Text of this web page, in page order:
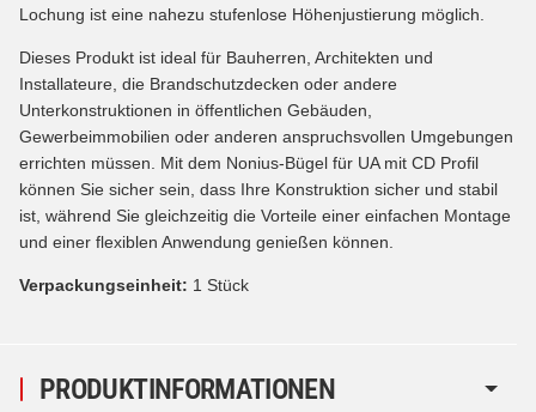
PRODUKTINFORMATIONEN
Lochung ist eine nahezu stufenlose Höhenjustierung möglich.
Dieses Produkt ist ideal für Bauherren, Architekten und
Installateure, die Brandschutzdecken oder andere
Unterkonstruktionen in öffentlichen Gebäuden,
Gewerbeimmobilien oder anderen anspruchsvollen Umgebungen
errichten müssen. Mit dem Nonius-Bügel für UA mit CD Profil
können Sie sicher sein, dass Ihre Konstruktion sicher und stabil
ist, während Sie gleichzeitig die Vorteile einer einfachen Montage
und einer flexiblen Anwendung genießen können.
Verpackungseinheit: 1 Stück